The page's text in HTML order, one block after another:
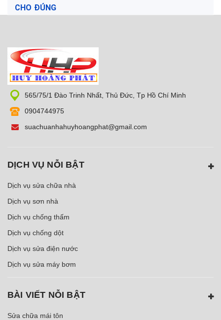
CHO ĐÚNG
565/75/1 Đào Trinh Nhất, Thủ Đức, Tp Hồ Chí Minh
0904744975
suachuanhahuyhoangphat@gmail.com
DỊCH VỤ NỖI BẬT
Dịch vụ sửa chữa nhà
Dịch vụ sơn nhà
Dịch vụ chống thấm
Dịch vụ chống dột
Dịch vụ sửa điện nước
Dịch vụ sửa máy bơm
BÀI VIẾT NỖI BẬT
Sửa chữa mái tôn